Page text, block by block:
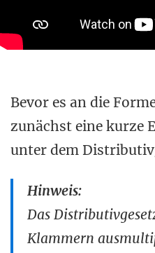
Bevor es an die
zunächst eine kurze
unter dem
Hinweis:
Das
Klammern